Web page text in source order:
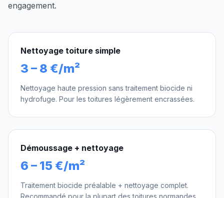
engagement.
Nettoyage toiture simple
3 – 8 €/m²
Nettoyage haute pression sans traitement biocide ni
hydrofuge. Pour les toitures légèrement encrassées.
Démoussage + nettoyage
6 – 15 €/m²
Traitement biocide préalable + nettoyage complet.
Recommandé pour la plupart des toitures normandes.